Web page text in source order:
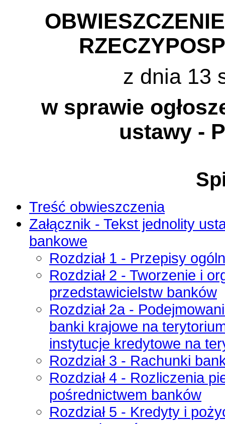
z dnia 13
w sprawie
ustawy -
Treść obwieszczenia
Załącznik - Tekst jednolity
bankowe
Rozdział 1 - Przepisy
Rozdział 2 - Tworzenie i
przedstawicielstw banków
Rozdział 2a -
banki krajowe na
instytucje kredytowe na
Rozdział 3 - Rachunki
Rozdział 4 - Rozliczenia
pośrednictwem banków
Rozdział 5 - Kredyty i